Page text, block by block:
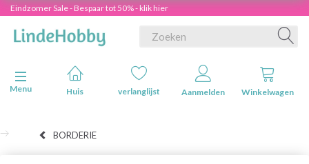
Eindzomer Sale - Bespaar tot 50% - klik hier
Navigatie in-/uitschakelen
Menu
Huis verlanglijst Aanmelden Winkelwagen
BORDERIE